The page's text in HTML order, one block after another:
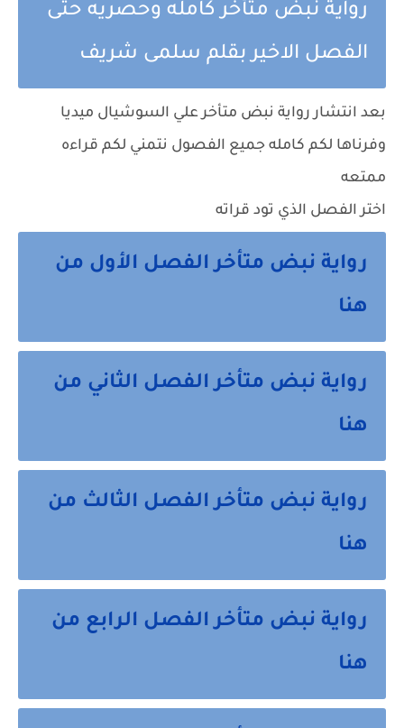
رواية نبض متأخر كامله وحصريه حتى
الفصل الاخير بقلم سلمى شريف
بعد انتشار رواية نبض متأخر علي السوشيال ميديا
وفرناها لكم كامله جميع الفصول نتمني لكم قراءه
ممتعه
اختر الفصل الذي تود قراته
رواية نبض متأخر الفصل الأول من
هنا
رواية نبض متأخر الفصل الثاني من
هنا
رواية نبض متأخر الفصل الثالث من
هنا
رواية نبض متأخر الفصل الرابع من
هنا